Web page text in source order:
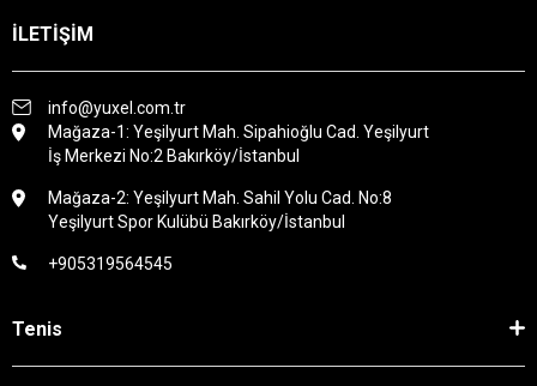
İLETİŞİM
info@yuxel.com.tr
Mağaza-1: Yeşilyurt Mah. Sipahioğlu Cad. Yeşilyurt
İş Merkezi No:2 Bakırköy/İstanbul
Mağaza-2: Yeşilyurt Mah. Sahil Yolu Cad. No:8
Yeşilyurt Spor Kulübü Bakırköy/İstanbul
+905319564545
Tenis